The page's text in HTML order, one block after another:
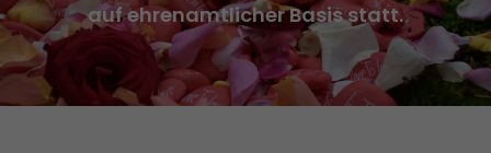
auf ehrenamtlicher Basis statt.